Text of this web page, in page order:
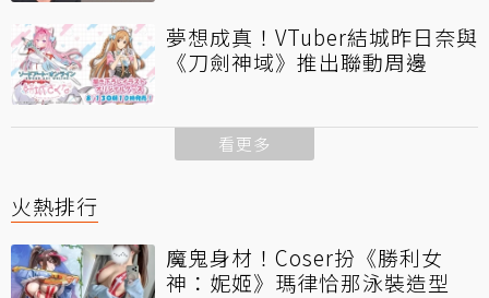
夢想成真！VTuber結城昨日奈與
《刀劍神域》推出聯動周邊
看更多
火熱排行
魔鬼身材！Coser扮《勝利女
神：妮姬》瑪律恰那泳裝造型